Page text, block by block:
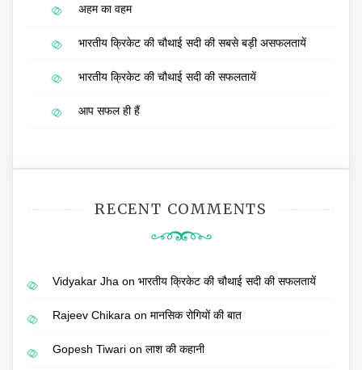
अहम का वहम
भारतीय क्रिकेट की चौथाई सदी की सबसे बड़ी असफलतायें
भारतीय क्रिकेट की चौथाई सदी की सफलतायें
आप सफल ही हैं
RECENT COMMENTS
Vidyakar Jha on भारतीय क्रिकेट की चौथाई सदी की सफलतायें
Rajeev Chikara on मानसिक रोगियों की बात
Gopesh Tiwari on लाश की कहानी